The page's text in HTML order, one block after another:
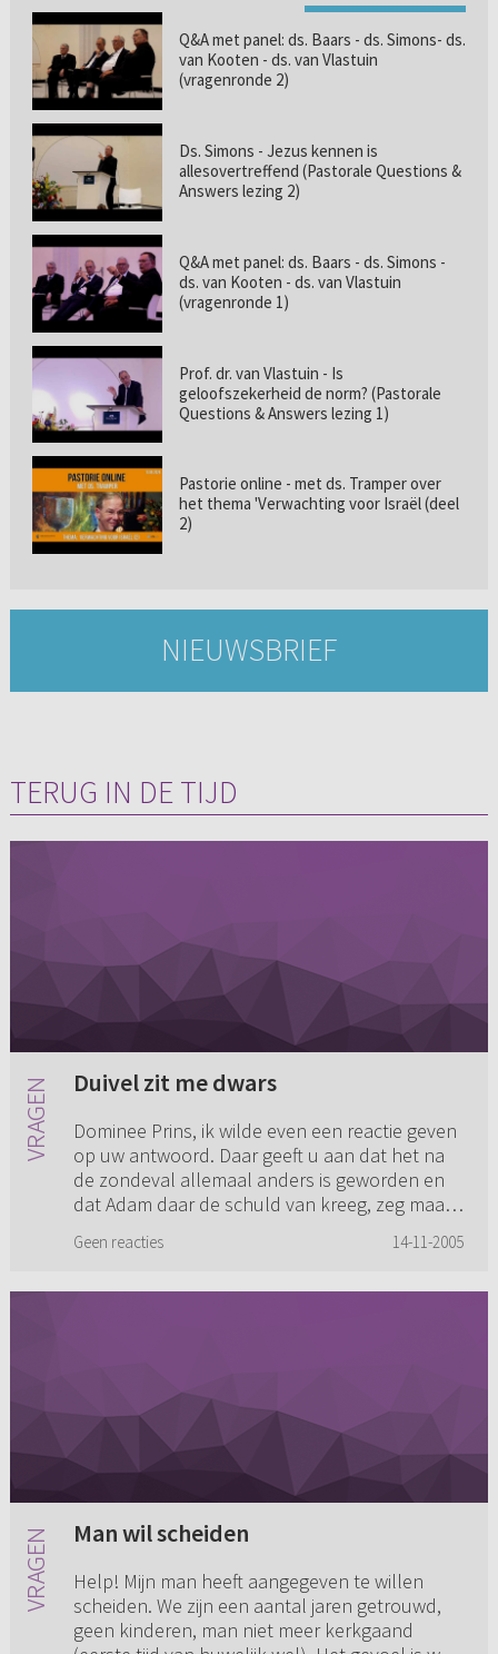
Q&A met panel: ds. Baars - ds. Simons- ds.
van Kooten - ds. van Vlastuin
(vragenronde 2)
Ds. Simons - Jezus kennen is
allesovertreffend (Pastorale Questions &
Answers lezing 2)
Q&A met panel: ds. Baars - ds. Simons -
ds. van Kooten - ds. van Vlastuin
(vragenronde 1)
Prof. dr. van Vlastuin - Is
geloofszekerheid de norm? (Pastorale
Questions & Answers lezing 1)
Pastorie online - met ds. Tramper over
het thema 'Verwachting voor Israël (deel
2)
NIEUWSBRIEF
TERUG IN DE TIJD
Duivel zit me dwars
Dominee Prins, ik wilde even een reactie geven
op uw antwoord. Daar geeft u aan dat het na
de zondeval allemaal anders is geworden en
dat Adam daar de schuld van kreeg, zeg maar.
Geen reacties 14-11-2005
Man wil scheiden
Help! Mijn man heeft aangegeven te willen
scheiden. We zijn een aantal jaren getrouwd,
geen kinderen, man niet meer kerkgaand